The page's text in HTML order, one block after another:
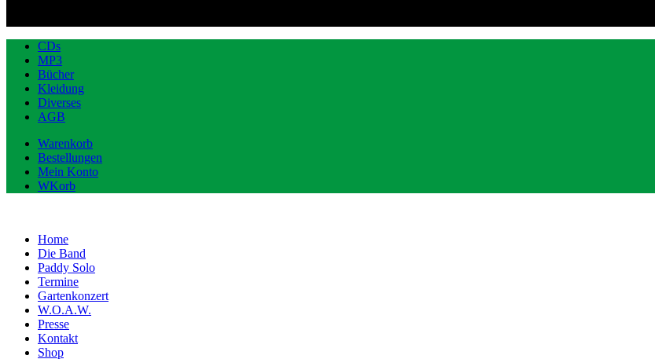
CDs
MP3
Bücher
Kleidung
Diverses
AGB
Warenkorb
Bestellungen
Mein Konto
WKorb
Home
Die Band
Paddy Solo
Termine
Gartenkonzert
W.O.A.W.
Presse
Kontakt
Shop